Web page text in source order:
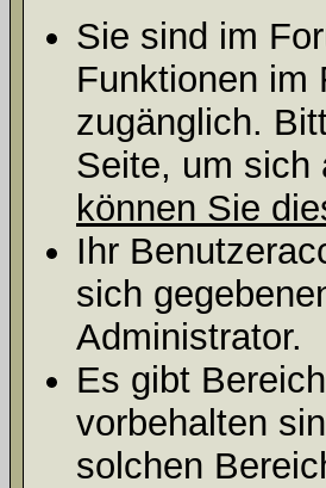
Sie sind im
Funktionen im
zugänglich.
Seite, um
können Sie
Ihr
sich
Administrator.
Es gibt
vorbehalten
solchen